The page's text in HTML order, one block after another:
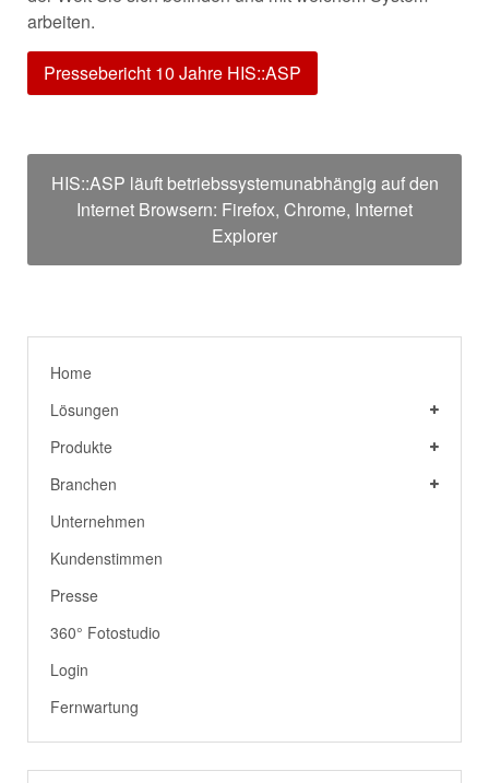
arbeiten.
Pressebericht 10 Jahre HIS::ASP
HIS::ASP läuft betriebssystemunabhängig auf den
Internet Browsern: Firefox, Chrome, Internet
Explorer
Home
Lösungen
Produkte
Branchen
Unternehmen
Kundenstimmen
Presse
360° Fotostudio
Login
Fernwartung